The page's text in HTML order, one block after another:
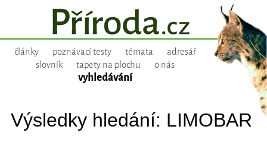
články poznávací testy témata
adresář
slovník
tapety na plochu o nás
vyhledávání
Výsledky hledání: LIMOBAR